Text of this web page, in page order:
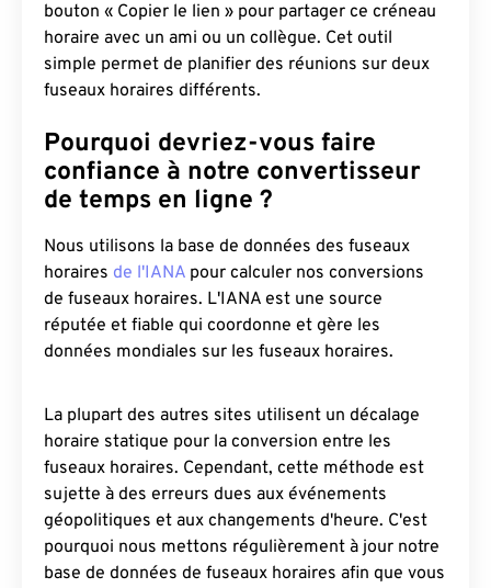
bouton « Copier le lien » pour partager ce créneau
horaire avec un ami ou un collègue. Cet outil
simple permet de planifier des réunions sur deux
fuseaux horaires différents.
Pourquoi devriez-vous faire
confiance à notre convertisseur
de temps en ligne ?
Nous utilisons la base de données des fuseaux
horaires de l'IANA pour calculer nos conversions
de fuseaux horaires. L'IANA est une source
réputée et fiable qui coordonne et gère les
données mondiales sur les fuseaux horaires.
La plupart des autres sites utilisent un décalage
horaire statique pour la conversion entre les
fuseaux horaires. Cependant, cette méthode est
sujette à des erreurs dues aux événements
géopolitiques et aux changements d'heure. C'est
pourquoi nous mettons régulièrement à jour notre
base de données de fuseaux horaires afin que vous